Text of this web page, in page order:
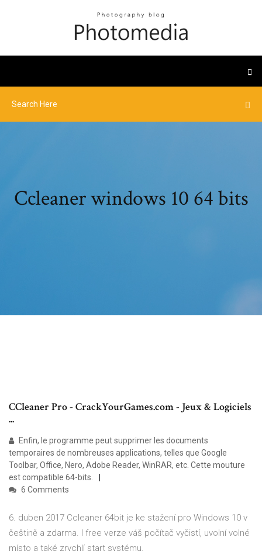
Ccleaner windows 10 64 bits
CCleaner Pro - CrackYourGames.com - Jeux & Logiciels
...
Enfin, le programme peut supprimer les documents
temporaires de nombreuses applications, telles que Google
Toolbar, Office, Nero, Adobe Reader, WinRAR, etc. Cette mouture
est compatible 64-bits.
6 Comments
6. duben 2017 Ccleaner 64bit je ke stažení pro Windows 10 v
češtině a zdarma. I free verze váš počítač vyčistí, uvolní volné
místo a také zrychlí start systému.